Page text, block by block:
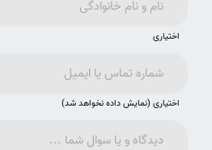
اختیاری
اختیاری (نمایش داده نخواهد شد)